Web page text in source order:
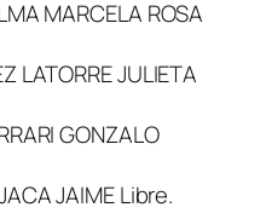
MARCELA ROSA
LATORRE JULIETA
GONZALO
JAIME Libre.